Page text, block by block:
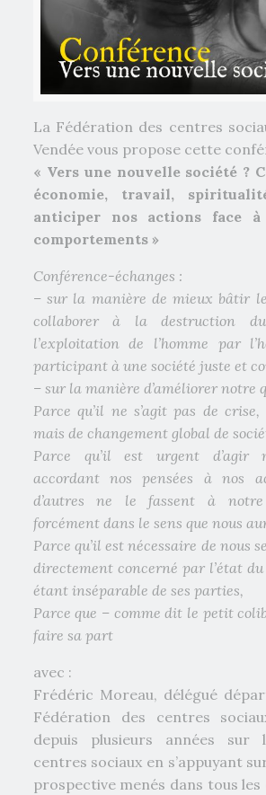
La Fédération des centres
Vendée vous propose cette
« Vers une nouvelle société ?
économie, travail,
anticiper nos actions face à
comportements »
Conférence-échanges :
– sur la manière de mieux bâtir
collaborer à la destruction
l’exploitation de l’homme par
participant à une société juste et
– sur la manière d’améliorer notre
Parce qu’il ne s’agit pas de crise,
mais de changement global de
Parce qu’il est urgent d’agir
accordant nos pensées à nos
d’autres ne le fassent à
forcément dans le sens que nous
Parce qu’il est nécessaire de nous
directement concerné par l’état
étant inséparable de ses parties,
Parce que – comme dit le petit
faire sa part
avec :
Frédéric Moreau, délégué
Fédération des centres
depuis plusieurs années sur
centres sociaux en s’appuyant
prospective menés dans tous les